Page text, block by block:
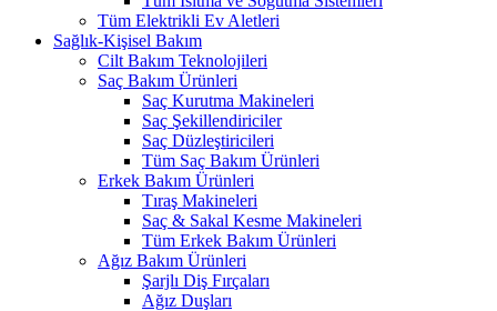
Tüm Elektrikli Ev Aletleri
Sağlık-Kişisel Bakım
Cilt Bakım Teknolojileri
Saç Bakım Ürünleri
Saç Kurutma Makineleri
Saç Şekillendiriciler
Saç Düzleştiricileri
Tüm Saç Bakım Ürünleri
Erkek Bakım Ürünleri
Tıraş Makineleri
Saç & Sakal Kesme Makineleri
Tüm Erkek Bakım Ürünleri
Ağız Bakım Ürünleri
Şarjlı Diş Fırçaları
Ağız Duşları